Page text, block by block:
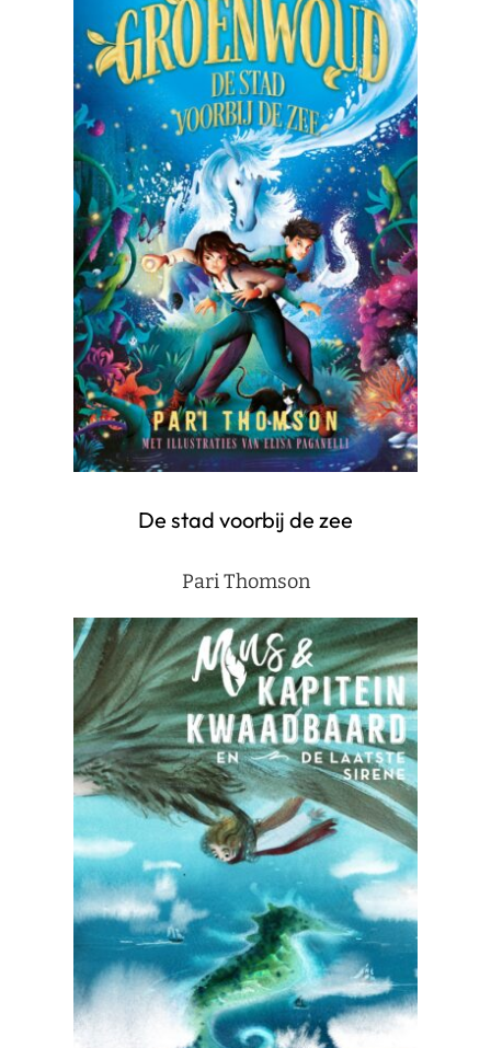
De stad voorbij de zee
Pari Thomson